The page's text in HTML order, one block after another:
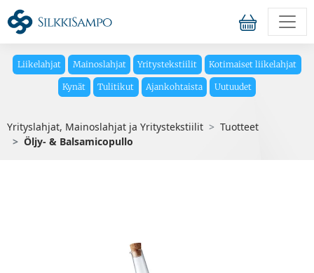
Liikelahjat Mainoslahjat Yritystekstiilit Kotimaiset liikelahjat
Kynät Tulitikut Ajankohtaista Uutuudet
Yrityslahjat, Mainoslahjat ja Yritystekstiilit
Tuotteet
Öljy- & Balsamicopullo